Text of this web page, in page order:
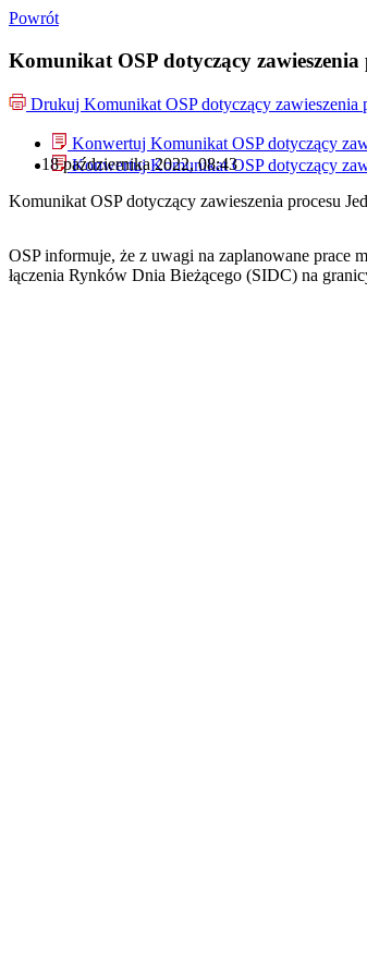
Powrót
Komunikat OSP dotyczący
Drukuj Komunikat OSP dotyczący zawieszenia
Konwertuj Komunikat OSP dotyczący
Konwertuj Komunikat OSP dotyczący
18 października 2022, 08:43
Komunikat OSP dotyczący zawieszenia procesu
OSP informuje, że z uwagi na zaplanowane prace
łączenia Rynków Dnia Bieżącego (SIDC) na